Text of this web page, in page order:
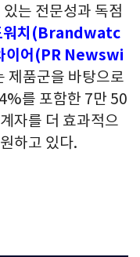
는 전문성과 독점
워치(Brandwatc
이어(PR Newswi
제품군을 바탕으로
를 포함한 7만 50
자를 더 효과적으
하고 있다.